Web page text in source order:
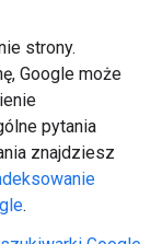
strony.
Google może
pytania
znajdziesz
.